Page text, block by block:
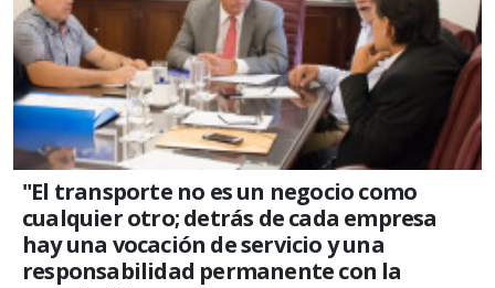
"El transporte no es un negocio como
cualquier otro; detrás de cada empresa
hay una vocación de servicio y una
responsabilidad permanente con la